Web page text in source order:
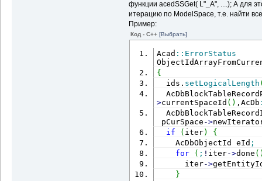
функции acedSSGet( L"_A", ....); А для
итерацию по ModelSpace, т.е. найти
Пример:
Код - C++ [Выбрать]
Acad :: ErrorStatus
{
ids. setLogicalLength
>currentSpaceId ( ) ,AcDb
pCurSpace ->
if
( iter)
{
AcDbObjectId eId ;
for
( ; ! iter->done (
iter->
}